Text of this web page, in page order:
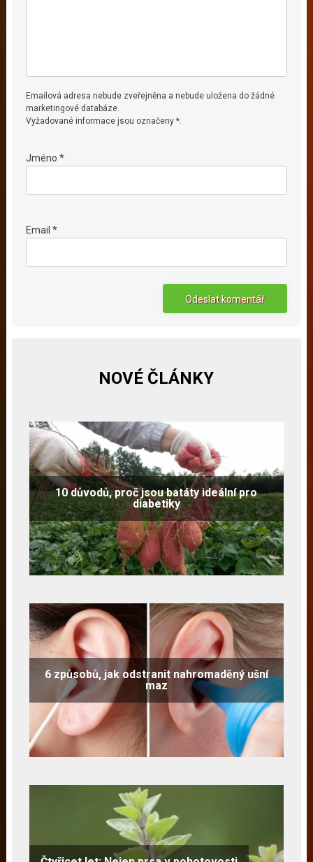
Emailová adresa nebude zveřejněna a nebude uložena do žádné
marketingové databáze.
Vyžadované informace jsou označeny *.
Jméno *
Email *
NOVÉ ČLÁNKY
10 důvodů, proč jsou batáty ideální pro
diabetiky
6 způsobů, jak odstranit nahromaděný ušní
maz